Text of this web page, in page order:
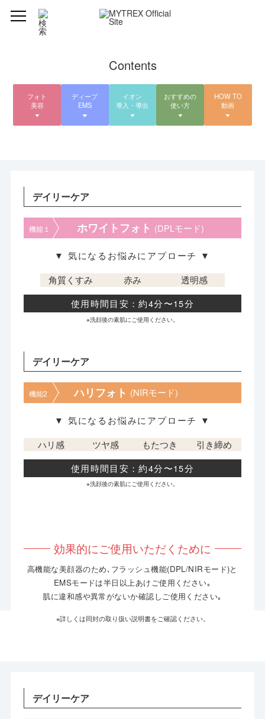
Contents
フォト
美容
ディープ
EMS
イオン
導入・導出
おすすめの
使い方
HOW TO
動画
デイリーケア
機能１ ホワイトフォト (DPLモード)
▼ 気になるお悩みにアプローチ ▼
角質くすみ
赤み
透明感
使用時間目安：約4分〜15分
※洗顔後の素肌にご使用ください。
デイリーケア
機能2 ハリフォト (NIRモード)
▼ 気になるお悩みにアプローチ ▼
ハリ感
ツヤ感 もたつき
引き締め
使用時間目安：約4分〜15分
※洗顔後の素肌にご使用ください。
効果的にご使用いただくために
高機能な美顔器のため､フラッシュ機能(DPL/NIRモード)と
EMSモードは半日以上あけご使用ください｡
肌に違和感や異常がないか確認しご使用ください｡
※詳しくは同封の取り扱い説明書をご確認ください。
デイリーケア